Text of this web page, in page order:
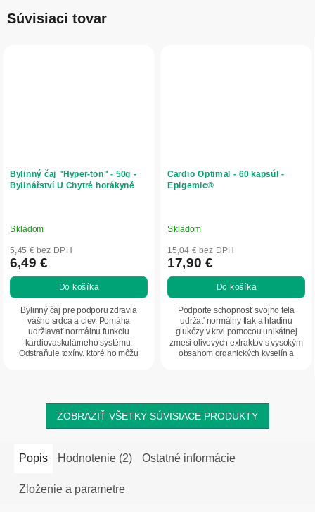
Súvisiaci tovar
Bylinný čaj "Hyper-ton" - 50g -
Bylinářství U Chytré horákyně
Skladom
5,45 € bez DPH
6,49 €
Do košíka
Bylinný čaj pre podporu zdravia
vášho srdca a ciev. Pomáha
udržiavať normálnu funkciu
kardiovaskulárneho systému.
Odstraňuje toxíny, ktoré ho môžu
Cardio Optimal - 60 kapsúl -
Epigemic®
Skladom
15,04 € bez DPH
17,90 €
Do košíka
Podporte schopnosť svojho tela
udržať normálny tlak a hladinu
glukózy v krvi pomocou unikátnej
zmesi olivových extraktov s vysokým
obsahom organických kyselín a
ZOBRAZIŤ VŠETKY SÚVISIACE PRODUKTY
Popis Hodnotenie (2) Ostatné informácie
Zloženie a parametre